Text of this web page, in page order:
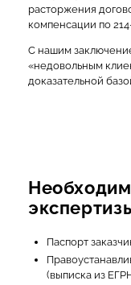
расторжения
компенсации по
С нашим
«недовольным
доказательной
Паспорт
(выписка из